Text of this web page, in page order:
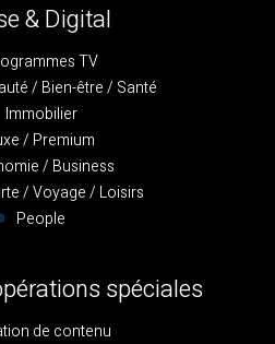
& Digital
TV
/ Bien-être / Santé
Immobilier
/ Premium
/ Business
/ Voyage / Loisirs
People
spéciales
de contenu